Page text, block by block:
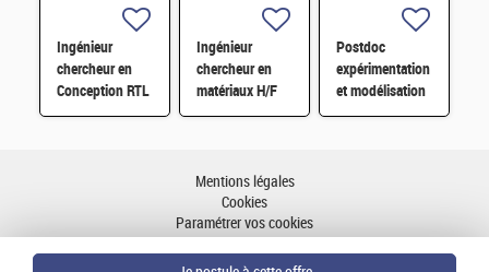
Ingénieur
chercheur en
Conception RTL
Sénior H/F
Ingénieur
chercheur en
matériaux H/F
Postdoc
expérimentation
et modélisation
multiphysique
Mentions légales
Cookies
Paramétrer vos cookies
Plan du site